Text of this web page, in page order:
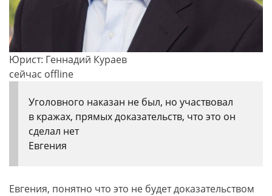
Юрист: Геннадий Кураев
сейчас offline
Уголовного наказан не был, но участвовал
в кражах, прямых доказательств, что это он
сделал нет
Евгения
Евгения, понятно что это не будет доказательством